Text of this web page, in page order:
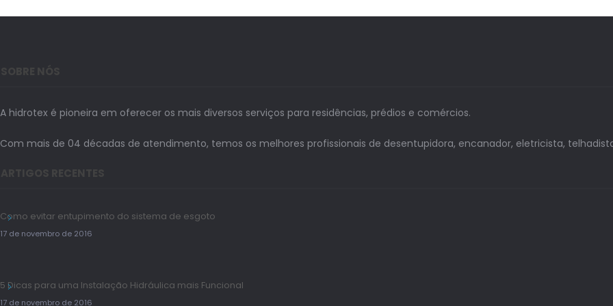
A hidrotex é pioneira em oferecer os mais diversos serviços para residências, prédios e comércios.
Com mais de 04 décadas de atendimento, temos os melhores profissionais de desentupidora, encanador, eletricista,
Como evitar entupimento do sistema de esgoto
17 de novembro de 2016
5 Dicas para uma Instalação Hidráulica mais Funcional
17 de novembro de 2016